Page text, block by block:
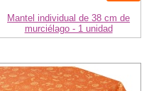
Mantel individual de 38 cm de
murciélago - 1 unidad